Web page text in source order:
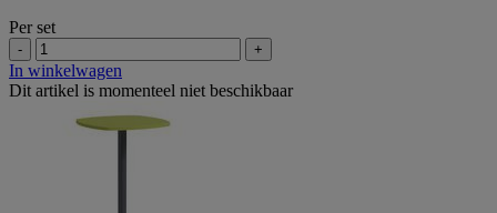
Per set
- +
In winkelwagen
Dit artikel is momenteel niet beschikbaar